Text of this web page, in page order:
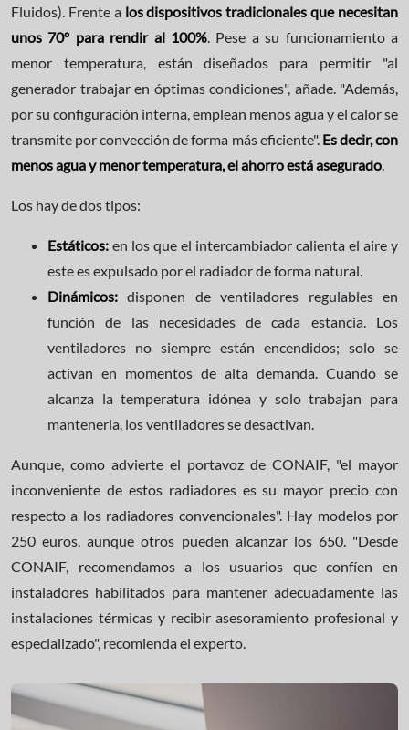
Fluidos). Frente a los dispositivos tradicionales que necesitan
unos 70º para rendir al 100%. Pese a su funcionamiento a
menor temperatura, están diseñados para permitir "al
generador trabajar en óptimas condiciones", añade. "Además,
por su configuración interna, emplean menos agua y el calor se
transmite por convección de forma más eficiente". Es decir, con
menos agua y menor temperatura, el ahorro está asegurado.
Los hay de dos tipos:
Estáticos: en los que el intercambiador calienta el aire y
este es expulsado por el radiador de forma natural.
Dinámicos: disponen de ventiladores regulables en
función de las necesidades de cada estancia. Los
ventiladores no siempre están encendidos; solo se
activan en momentos de alta demanda. Cuando se
alcanza la temperatura idónea y solo trabajan para
mantenerla, los ventiladores se desactivan.
Aunque, como advierte el portavoz de CONAIF, "el mayor
inconveniente de estos radiadores es su mayor precio con
respecto a los radiadores convencionales". Hay modelos por
250 euros, aunque otros pueden alcanzar los 650. "Desde
CONAIF, recomendamos a los usuarios que confíen en
instaladores habilitados para mantener adecuadamente las
instalaciones térmicas y recibir asesoramiento profesional y
especializado", recomienda el experto.